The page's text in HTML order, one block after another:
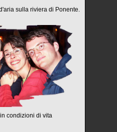
sulla riviera di Ponente.
condizioni di vita